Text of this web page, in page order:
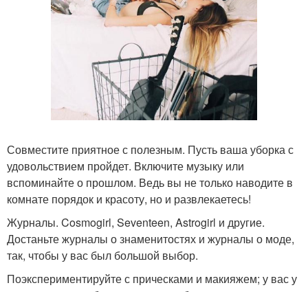
Совместите приятное с полезным. Пусть ваша уборка с
удовольствием пройдет. Включите музыку или
вспоминайте о прошлом. Ведь вы не только наводите в
комнате порядок и красоту, но и развлекаетесь!
Журналы. Cosmogirl, Seventeen, Astrogirl и другие.
Достаньте журналы о знаменитостях и журналы о моде,
так, чтобы у вас был большой выбор.
Поэкспериментируйте с прическами и макияжем; у вас у